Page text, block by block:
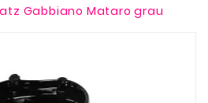
Gabbiano Mataro grau